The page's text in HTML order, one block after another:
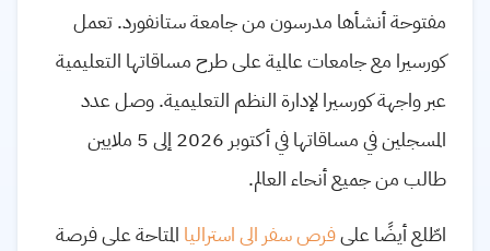
مفتوحة أنشأها مدرسون من جامعة ستانفورد. تعمل
كورسيرا مع جامعات عالمية على طرح مساقاتها التعليمية
عبر واجهة كورسيرا لإدارة النظم التعليمية. وصل عدد
المسجلين في مساقاتها في أكتوبر 2026 إلى 5 ملايين
طالب من جميع أنحاء العالم.
اطّلع أيضًا علىفرص سفر الى استراليا المتاحة على فرصة